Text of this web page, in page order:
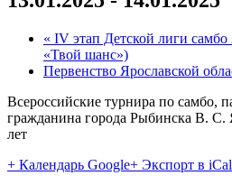
« IV этап Детской лиги
«Твой шанс»)
Первенство Ярославской
Всероссийские турнира по самбо,
гражданина города Рыбинска В.
лет
+ Календарь Google+ Экспорт в iCal